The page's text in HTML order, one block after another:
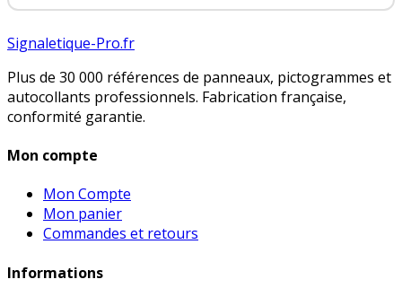
Signaletique-Pro.fr
Plus de 30 000 références de panneaux, pictogrammes et
autocollants professionnels. Fabrication française,
conformité garantie.
Mon compte
Mon Compte
Mon panier
Commandes et retours
Informations